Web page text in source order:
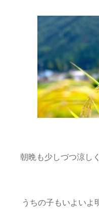
朝晩も少しづつ涼し
うちの子もいよいよ